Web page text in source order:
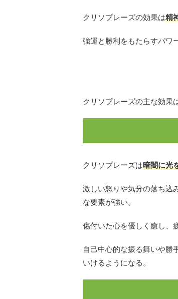
クリソプレーズの効果は精
強運と勝利をもたらすパワ
クリソプレーズの主な効果
クリソプレーズは暗闇に光
激しい怒りや気分の落ち込
な要素が強い。
傷付いた心を優しく癒し、
自己中心的な振る舞いや勝
いけるようになる。